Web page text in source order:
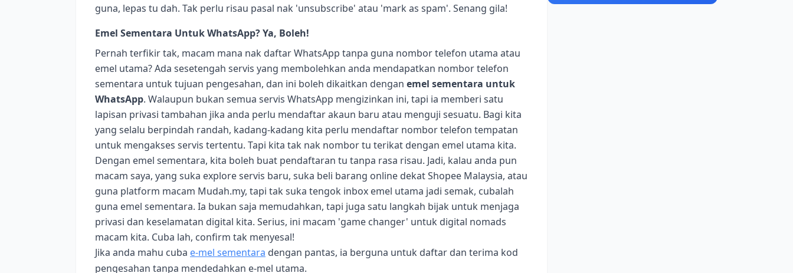
guna, lepas tu dah. Tak perlu risau pasal nak 'unsubscribe' atau 'mark as spam'. Senang gila!
Emel Sementara Untuk WhatsApp? Ya, Boleh!
Pernah terfikir tak, macam mana nak daftar WhatsApp tanpa guna nombor telefon utama atau
emel utama? Ada sesetengah servis yang membolehkan anda mendapatkan nombor telefon
sementara untuk tujuan pengesahan, dan ini boleh dikaitkan dengan emel sementara untuk
WhatsApp. Walaupun bukan semua servis WhatsApp mengizinkan ini, tapi ia memberi satu
lapisan privasi tambahan jika anda perlu mendaftar akaun baru atau menguji sesuatu. Bagi kita
yang selalu berpindah randah, kadang-kadang kita perlu mendaftar nombor telefon tempatan
untuk mengakses servis tertentu. Tapi kita tak nak nombor tu terikat dengan emel utama kita.
Dengan emel sementara, kita boleh buat pendaftaran tu tanpa rasa risau. Jadi, kalau anda pun
macam saya, yang suka explore servis baru, suka beli barang online dekat Shopee Malaysia, atau
guna platform macam Mudah.my, tapi tak suka tengok inbox emel utama jadi semak, cubalah
guna emel sementara. Ia bukan saja memudahkan, tapi juga satu langkah bijak untuk menjaga
privasi dan keselamatan digital kita. Serius, ini macam 'game changer' untuk digital nomads
macam kita. Cuba lah, confirm tak menyesal!
Jika anda mahu cuba e‑mel sementara dengan pantas, ia berguna untuk daftar dan terima kod
pengesahan tanpa mendedahkan e‑mel utama.